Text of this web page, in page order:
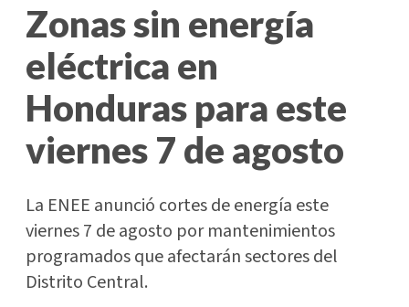
Zonas sin energía
eléctrica en
Honduras para este
viernes 7 de agosto
La ENEE anunció cortes de energía este
viernes 7 de agosto por mantenimientos
programados que afectarán sectores del
Distrito Central.